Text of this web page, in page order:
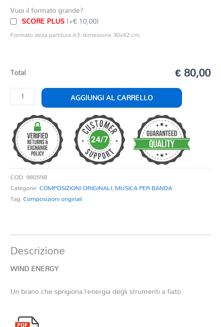
Vuoi il formato grande?
SCORE PLUS(+€ 10,00)
Formato della partitura A3: dimesione 30x42 cm
Total € 80,00
WIND
ENERGY
quantità
AGGIUNGI AL CARRELLO
COD:98059B
Categorie:COMPOSIZIONI ORIGINALI, MUSICA PER BANDA
Tag:Composizioni originali
Descrizione
WIND ENERGY
Un brano che sprigiona l’energia degli strumenti a fiato.